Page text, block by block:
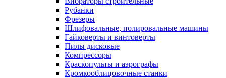
Рубанки
Фрезеры
Шлифовальные, полировальные машины
Гайковерты и винтоверты
Пилы дисковые
Компрессоры
Краскопульты и аэрографы
Кромкооблицовочные станки